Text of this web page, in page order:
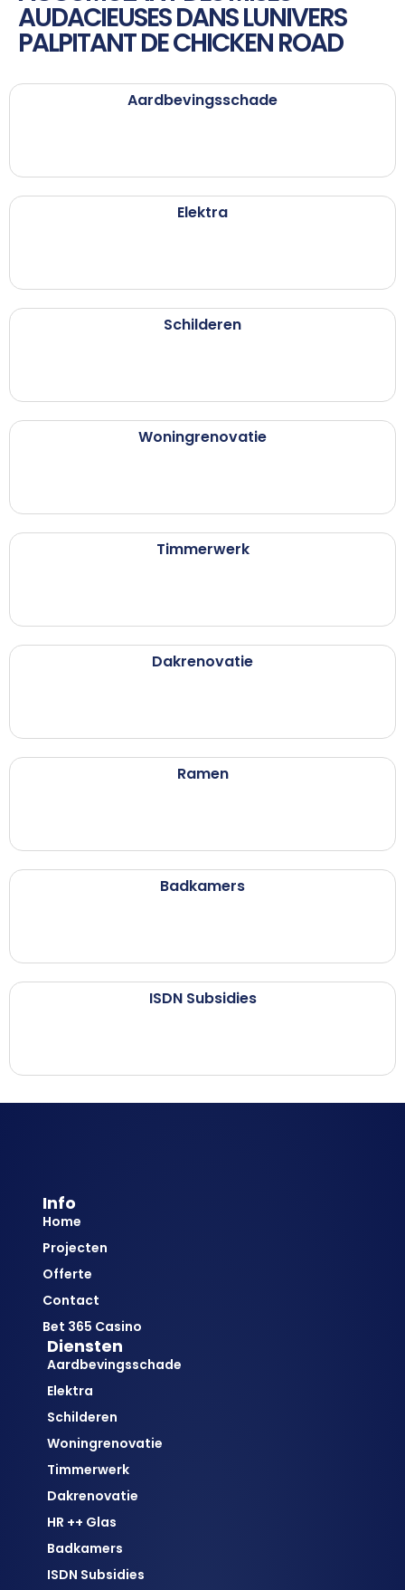
AUDACIEUSES DANS LUNIVERS
PALPITANT DE CHICKEN ROAD
Aardbevingsschade
Elektra
Schilderen
Woningrenovatie
Timmerwerk
Dakrenovatie
Ramen
Badkamers
ISDN Subsidies
Info
Home
Projecten
Offerte
Contact
Bet 365 Casino
Diensten
Aardbevingsschade
Elektra
Schilderen
Woningrenovatie
Timmerwerk
Dakrenovatie
HR ++ Glas
Badkamers
ISDN Subsidies